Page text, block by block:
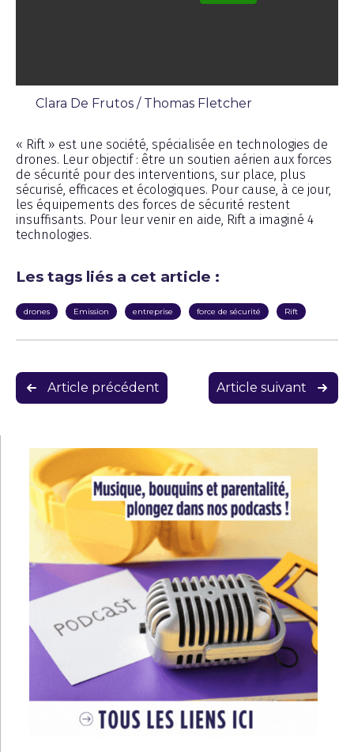
Clara De Frutos / Thomas Fletcher
« Rift » est une société, spécialisée en technologies de
drones. Leur objectif : être un soutien aérien aux forces
de sécurité pour des interventions, sur place, plus
sécurisé, efficaces et écologiques. Pour cause, à ce jour,
les équipements des forces de sécurité restent
insuffisants. Pour leur venir en aide, Rift a imaginé 4
technologies.
Les tags liés a cet article :
drones Emission entreprise force de sécurité Rift
Navigation
de
Article précédent Article suivant